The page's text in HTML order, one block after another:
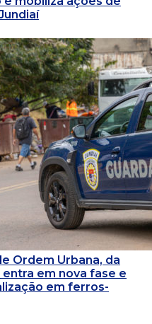
Ordem Urbana, da
em nova fase e
em ferros-